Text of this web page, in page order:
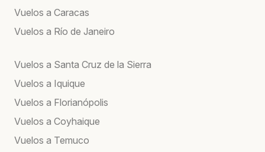
Vuelos a Caracas
Vuelos a Río de Janeiro
Vuelos a Santa Cruz de la Sierra
Vuelos a Iquique
Vuelos a Florianópolis
Vuelos a Coyhaique
Vuelos a Temuco